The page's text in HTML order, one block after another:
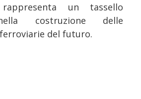
un tassello
costruzione delle
del futuro.